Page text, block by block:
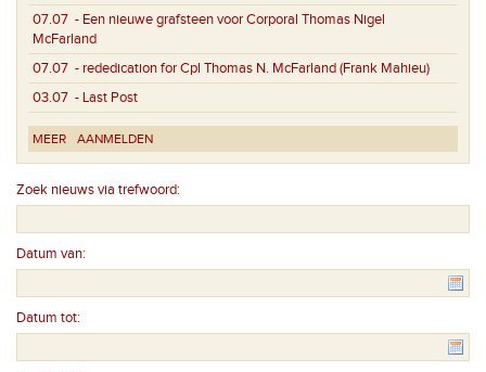
07.07 - Een nieuwe grafsteen voor Corporal Thomas Nigel
McFarland
07.07 - rededication for Cpl Thomas N. McFarland (Frank Mahieu)
03.07 - Last Post
MEER AANMELDEN
Zoek nieuws via trefwoord:
Datum van:
Datum tot: